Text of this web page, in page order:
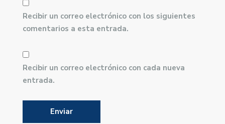
Recibir un correo electrónico con los siguientes
comentarios a esta entrada.
Recibir un correo electrónico con cada nueva
entrada.